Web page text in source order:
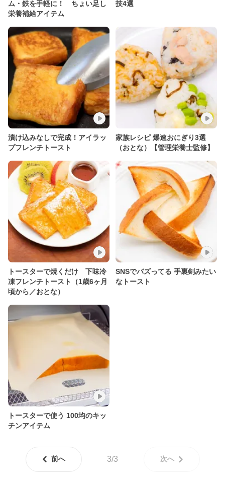
ム・鉄を手軽に！ ちょい足し
栄養補給アイテム
技4選
漬け込みなしで完成！アイラッ
プフレンチトースト
家族レシピ 爆速おにぎり3選
（おとな）【管理栄養士監修】
トースターで焼くだけ 下味冷
凍フレンチトースト（1歳6ヶ月
頃から／おとな）
SNSでバズってる 手裏剣みたい
なトースト
トースターで使う 100均のキッ
チンアイテム
前へ 3/3 次へ